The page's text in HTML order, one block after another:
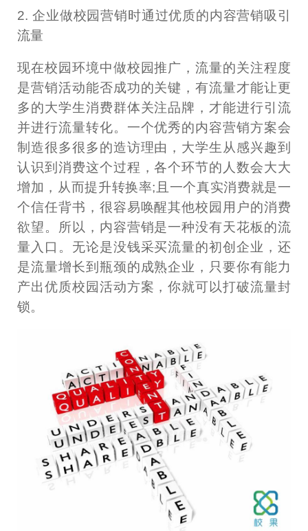
2. 企业做校园营销时通过优质的内容营销吸引
流量
现在校园环境中做校园推广，流量的关注程度
是营销活动能否成功的关键，有流量才能让更
多的大学生消费群体关注品牌，才能进行引流
并进行流量转化。一个优秀的内容营销方案会
制造很多很多的造访理由，大学生从感兴趣到
认识到消费这个过程，各个环节的人数会大大
增加，从而提升转换率;且一个真实消费就是一
个信任背书，很容易唤醒其他校园用户的消费
欲望。所以，内容营销是一种没有天花板的流
量入口。无论是没钱采买流量的初创企业，还
是流量增长到瓶颈的成熟企业，只要你有能力
产出优质校园活动方案，你就可以打破流量封
锁。